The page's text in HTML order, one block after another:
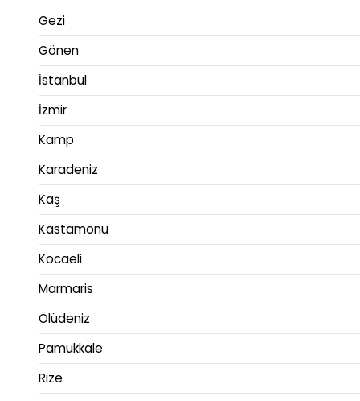
Gezi
Gönen
İstanbul
İzmir
Kamp
Karadeniz
Kaş
Kastamonu
Kocaeli
Marmaris
Ölüdeniz
Pamukkale
Rize